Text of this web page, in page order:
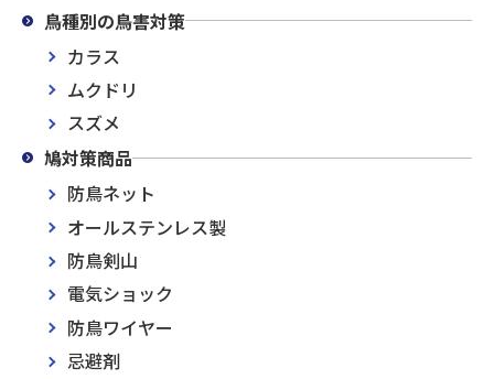
鳥種別の鳥害対策
カラス
ムクドリ
スズメ
鳩対策商品
防鳥ネット
オールステンレス製
防鳥剣山
電気ショック
防鳥ワイヤー
忌避剤